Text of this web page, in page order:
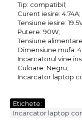
Tip: compatibil;
Curent iesire: 4.74A;
Tensiune iesire:
Putere: 90W;
Tensiune
Dimensiune mufa:
Incarcatorul vine
Culoare: Negru;
Incarcator laptop
Etichete:
Incarcator laptop